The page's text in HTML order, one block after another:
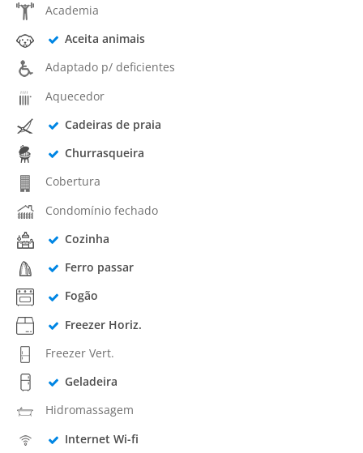
Academia
Aceita animais
Adaptado p/ deficientes
Aquecedor
Cadeiras de praia
Churrasqueira
Cobertura
Condomínio fechado
Cozinha
Ferro passar
Fogão
Freezer Horiz.
Freezer Vert.
Geladeira
Hidromassagem
Internet Wi-fi